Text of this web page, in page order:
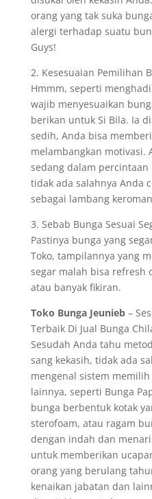
orang yang tak suka
alergi terhadap suatu
Guys!
2. Kesesuaian Pemilihan
Hmmm, seperti
wajib menyesuaikan
berikan untuk Si Bila. Ia
sedih, Anda bisa
melambangkan motivasi.
sedang dalam
tidak ada salahnya Anda
sebagai lambang
3. Sebab Bunga Sesuai
Pastinya bunga yang
Toko, tampilannya yang
segar malah bisa refresh
atau banyak fikiran.
Toko Bunga Jeunieb–
Terbaik Di Jual Bunga
Sesudah Anda tahu
sang kekasih, tidak ada
mengenal sistem
lainnya, seperti Bunga
bunga berbentuk kotak
sterofoam, atau ragam
dengan indah dan
untuk memberikan
orang yang berulang
kenaikan jabatan dan